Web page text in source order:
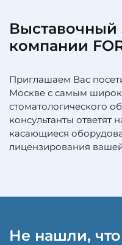
Выставочный
компании
Приглашаем Вас
Москве с самым
стоматологического
консультанты
касающиеся
лицензирования
Не нашли,